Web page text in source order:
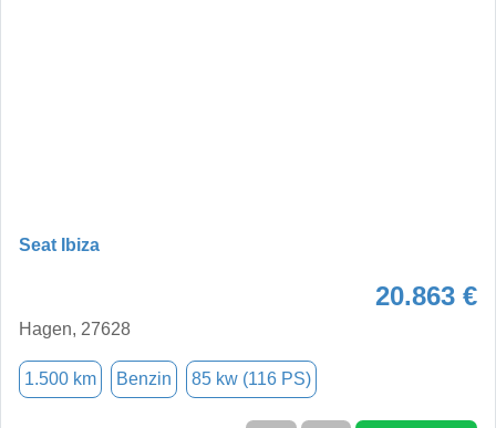
Seat Ibiza
20.863 €
Hagen, 27628
1.500 km Benzin 85 kw (116 PS)